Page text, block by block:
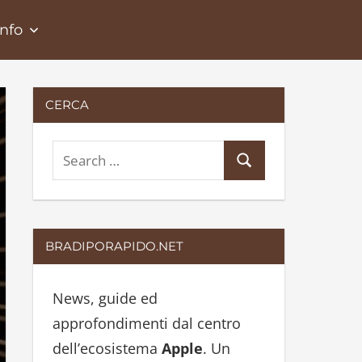
CERCA
e
a
r
c
f
o
r
e
c
BRADIPORAPIDO.NET
News, guide ed
approfondimenti dal centro
dell’ecosistema Apple. Un